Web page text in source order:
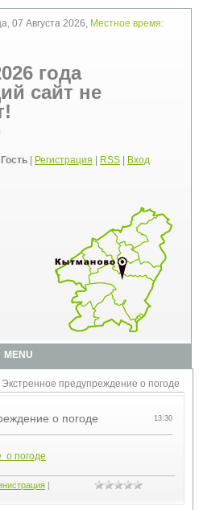
07 Августа 2026, Местное время:
года
сайт не
Гость| Регистрация RSS| Вход
MENU
предупреждение о погоде
13:30
о погоде
о погоде
|